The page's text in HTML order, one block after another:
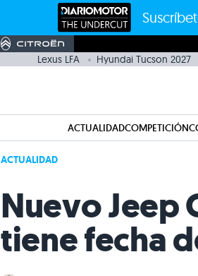
Lexus LFA Hyundai Tucson 2027
ACTUALIDADCOMPETICIÓN
ACTUALIDAD
Nuevo Jeep
tiene fecha